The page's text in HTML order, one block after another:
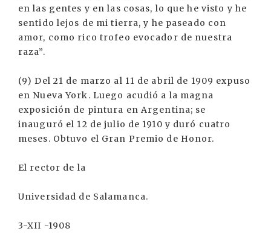
en las gentes y en las cosas, lo que he visto y he
sentido lejos de mi tierra, y he paseado con
amor, como rico trofeo evocador de nuestra
raza”.
(9) Del 21 de marzo al 11 de abril de 1909 expuso
en Nueva York. Luego acudió a la magna
exposición de pintura en Argentina; se
inauguró el 12 de julio de 1910 y duró cuatro
meses. Obtuvo el Gran Premio de Honor.
El rector de la
Universidad de Salamanca.
3-XII -1908